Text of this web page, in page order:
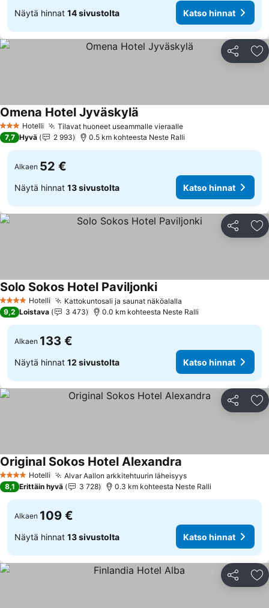
Näytä hinnat 14 sivustolta Katso hinnat
Jaa
3 Tähtiluokitus
Hotelli Tilavat huoneet useammalle vieraalleKatso hinnat
Omena Hotel Jyväskylä
7,7 Hyvä 2 993 0.5 km kohteesta Neste Ralli
Alkaen 52 €
Näytä hinnat 13 sivustolta Katso hinnat
Jaa
4 Tähtiluokitus
Hotelli Kattokuntosali ja saunat näköalalla
Solo Sokos Hotel PaviljonkiKatso hinnat
9,2 Loistava 3 473 0.0 km kohteesta Neste Ralli
Alkaen 133 €
Näytä hinnat 12 sivustolta Katso hinnat
Jaa
4 Tähtiluokitus
Hotelli Alvar Aallon arkkitehtuurin läheisyysKatso hinnat
Original Sokos Hotel Alexandra
8,1 Erittäin hyvä 3 728 0.3 km kohteesta Neste Ralli
Alkaen 109 €
Näytä hinnat 13 sivustolta Katso hinnat
Jaa